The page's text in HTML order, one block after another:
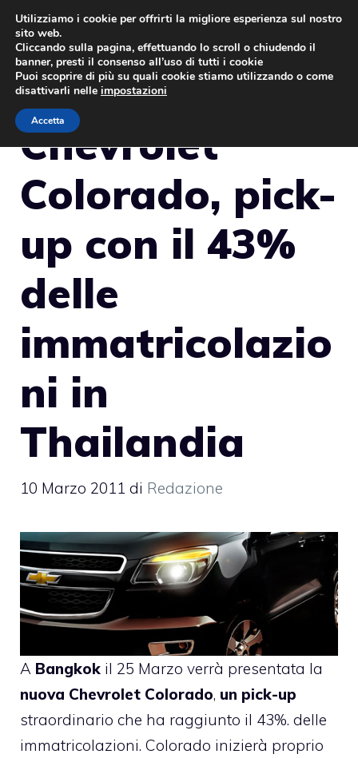
Vai
contenuto
Chevrolet
Colorado, pick-
up con il 43%
delle
immatricolazio
ni in
Thailandia
10 Marzo 2011 di Redazione
A Bangkok il 25 Marzo verrà presentata la
nuova Chevrolet Colorado, un pick-up
straordinario che ha raggiunto il 43%. delle
immatricolazioni. Colorado inizierà proprio
Utilizziamo i cookie per offrirti la migliore esperienza sul nostro
sito web.
Cliccando sulla pagina, effettuando lo scroll o chiudendo il
banner, presti il consenso all’uso di tutti i cookie
Puoi scoprire di più su quali cookie stiamo utilizzando o come
disattivarli nelle impostazioni
Accetta